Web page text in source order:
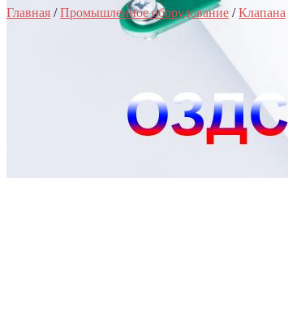
Главная /Промышленное оборудование /Клапана